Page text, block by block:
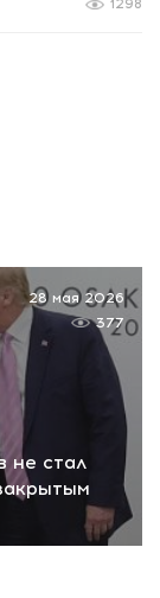
1298
не стал
28 мая 2026
377